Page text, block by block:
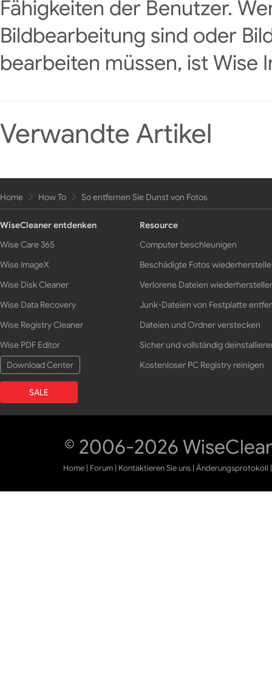
Fähigkeiten der Benutzer.
Bildbearbeitung sind oder
bearbeiten müssen, ist Wise
Verwandte Artikel
Home How To So entfernen Sie Dunst von Fotos
WiseCleaner entdenken
Wise Care 365
Wise ImageX
Wise Disk Cleaner
Wise Data Recovery
Wise Registry Cleaner
Wise PDF Editor
Download Center
SALE
Resource
Computer beschleunigen
Beschädigte Fotos
Verlorene Dateien
Junk-Dateien von Festplatte
Dateien und Ordner verstecken
Sicher und vollständig
Kostenloser PC Registry reinigen
© 2006-2026
Home | Forum | Kontaktieren Sie uns |Änderungsprotokoll